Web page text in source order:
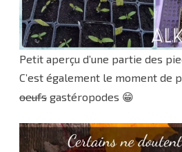
Petit aperçu d’une partie des
C’est également le moment de
oeufs gastéropodes 😁